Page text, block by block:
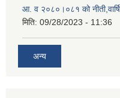
आ. व २०८०।०८१ को
मिति: 09/28/2023 - 11:36
अन्य